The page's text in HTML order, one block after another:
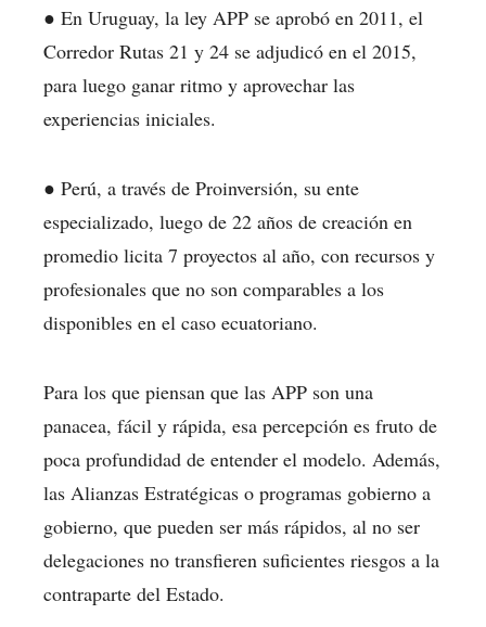
● En Uruguay, la ley APP se aprobó en 2011, el
Corredor Rutas 21 y 24 se adjudicó en el 2015,
para luego ganar ritmo y aprovechar las
experiencias iniciales.
● Perú, a través de Proinversión, su ente
especializado, luego de 22 años de creación en
promedio licita 7 proyectos al año, con recursos y
profesionales que no son comparables a los
disponibles en el caso ecuatoriano.
Para los que piensan que las APP son una
panacea, fácil y rápida, esa percepción es fruto de
poca profundidad de entender el modelo. Además,
las Alianzas Estratégicas o programas gobierno a
gobierno, que pueden ser más rápidos, al no ser
delegaciones no transfieren suficientes riesgos a la
contraparte del Estado.